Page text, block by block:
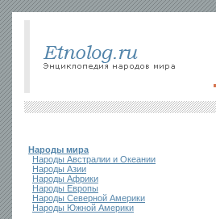
Народы мира
Народы Австралии и Океании
Народы Азии
Народы Африки
Народы Европы
Народы Северной Америки
Народы Южной Америки